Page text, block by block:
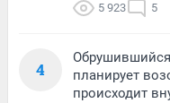
5 923 5
4
Обрушившийся
планирует
происходит